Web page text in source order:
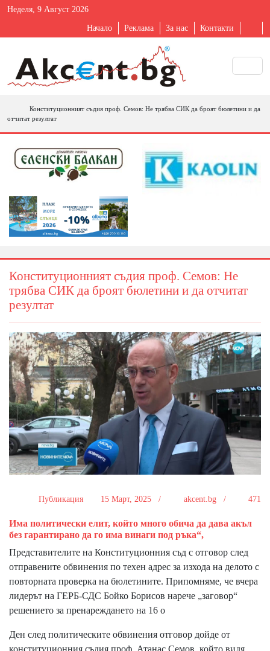
Неделя, 9 Август 2026
Начало Реклама За нас Контакти
Конституционният съдия проф. Семов: Не трябва СИК да броят бюлетини и да
отчитат резултат
Конституционният съдия проф. Семов: Не
трябва СИК да броят бюлетини и да отчитат
резултат
Публикация 15 Март, 2025 / akcent.bg / 471
Има политически елит, който много обича да дава акъл
без гарантирано да го има винаги под ръка“,
Представителите на Конституционния съд с отговор след
отправените обвинения по техен адрес за изхода на делото с
повторната проверка на бюлетините. Припомняме, че вчера
лидерът на ГЕРБ-СДС Бойко Борисов нарече „заговор“
решението за пренареждането на 16 о
Ден след политическите обвинения отговор дойде от
конституционния съдия проф. Атанас Семов, който видя